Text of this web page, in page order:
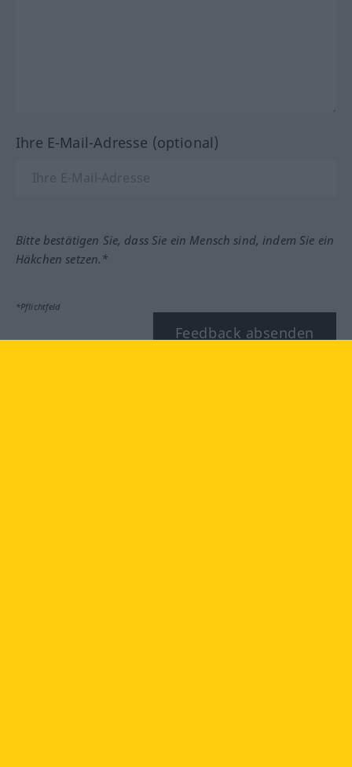
Ihre E-Mail-Adresse (optional)
Bitte bestätigen Sie, dass Sie ein Mensch sind, indem Sie ein
Häkchen setzen.*
*Pflichtfeld
Feedback absenden